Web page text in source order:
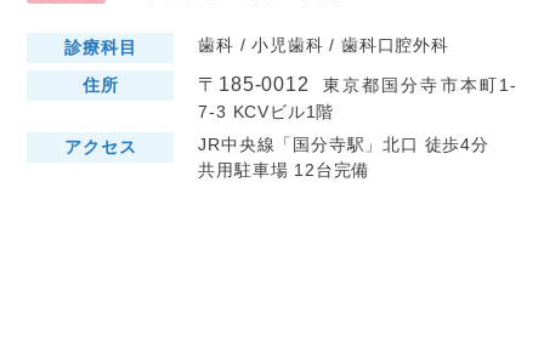
診療科目 歯科 / 小児歯科 / 歯科口腔外科
住所 〒185-0012
東京都国分寺市本町1-
7-3 KCVビル1階
アクセス
JR中央線「国分寺駅」北口 徒歩4分
共用駐車場 12台完備